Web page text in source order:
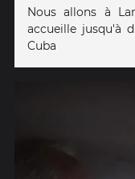
Nous allons à
accueille jusqu'à
Cuba